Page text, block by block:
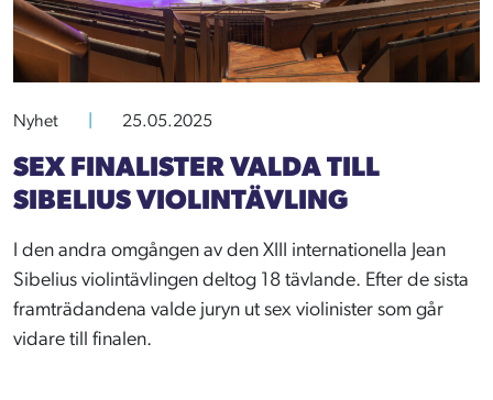
Nyhet 25.05.2025
SEX FINALISTER VALDA TILL
SIBELIUS VIOLINTÄVLING
I den andra omgången av den XIII internationella Jean
Sibelius violintävlingen deltog 18 tävlande. Efter de sista
framträdandena valde juryn ut sex violinister som går
vidare till finalen.